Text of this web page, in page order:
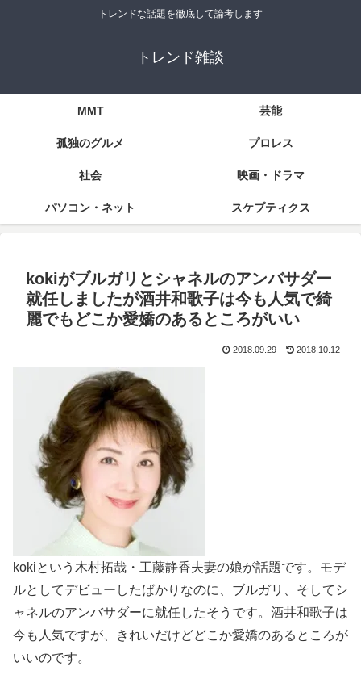
トレンドな話題を徹底して論考します
トレンド雑談
MMT 芸能
孤独のグルメ プロレス
社会 映画・ドラマ
パソコン・ネット スケプティクス
kokiがブルガリとシャネルのアンバサダー
就任しましたが酒井和歌子は今も人気で綺
麗でもどこか愛嬌のあるところがいい
2018.09.29 2018.10.12
kokiという木村拓哉・工藤静香夫妻の娘が話題です。モデ
ルとしてデビューしたばかりなのに、ブルガリ、そしてシ
ャネルのアンバサダーに就任したそうです。酒井和歌子は
今も人気ですが、きれいだけどどこか愛嬌のあるところが
いいのです。